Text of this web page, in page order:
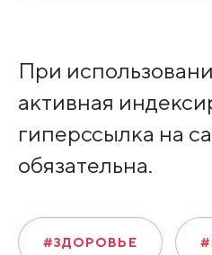
При
активная
гиперссылка на
обязательна.
#ЗДОРОВЬЕ